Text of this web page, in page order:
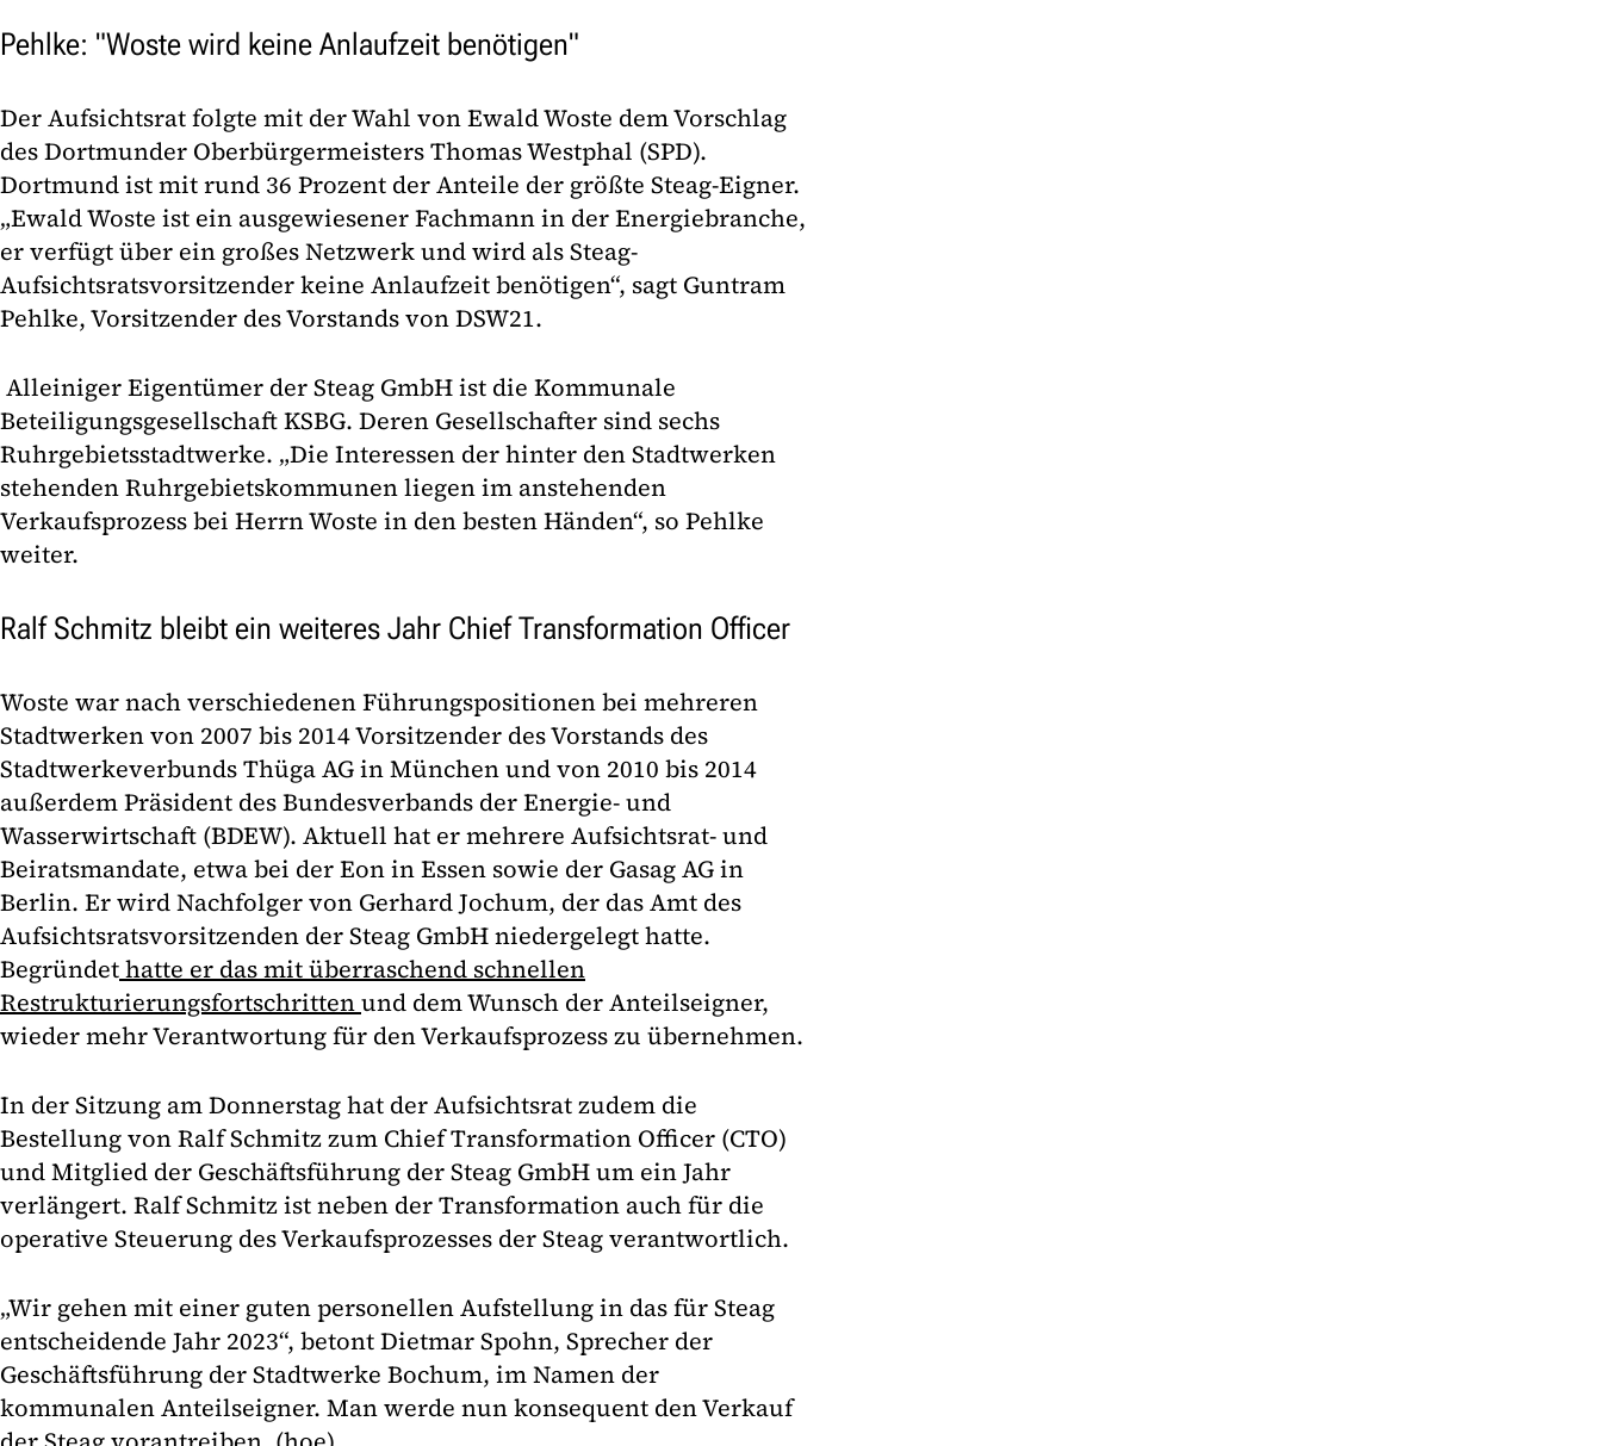
Pehlke: "Woste wird keine Anlaufzeit benötigen"
Der Aufsichtsrat folgte mit der Wahl von Ewald Woste dem Vorschlag
des Dortmunder Oberbürgermeisters Thomas Westphal (SPD).
Dortmund ist mit rund 36 Prozent der Anteile der größte Steag-Eigner.
„Ewald Woste ist ein ausgewiesener Fachmann in der Energiebranche,
er verfügt über ein großes Netzwerk und wird als Steag-
Aufsichtsratsvorsitzender keine Anlaufzeit benötigen“, sagt Guntram
Pehlke, Vorsitzender des Vorstands von DSW21.
Alleiniger Eigentümer der Steag GmbH ist die Kommunale
Beteiligungsgesellschaft KSBG. Deren Gesellschafter sind sechs
Ruhrgebietsstadtwerke. „Die Interessen der hinter den Stadtwerken
stehenden Ruhrgebietskommunen liegen im anstehenden
Verkaufsprozess bei Herrn Woste in den besten Händen“, so Pehlke
weiter.
Ralf Schmitz bleibt ein weiteres Jahr Chief Transformation Officer
Woste war nach verschiedenen Führungspositionen bei mehreren
Stadtwerken von 2007 bis 2014 Vorsitzender des Vorstands des
Stadtwerkeverbunds Thüga AG in München und von 2010 bis 2014
außerdem Präsident des Bundesverbands der Energie- und
Wasserwirtschaft (BDEW). Aktuell hat er mehrere Aufsichtsrat- und
Beiratsmandate, etwa bei der Eon in Essen sowie der Gasag AG in
Berlin. Er wird Nachfolger von Gerhard Jochum, der das Amt des
Aufsichtsratsvorsitzenden der Steag GmbH niedergelegt hatte.
Begründethatte er das mit überraschend schnellen
Restrukturierungsfortschrittenund dem Wunsch der Anteilseigner,
wieder mehr Verantwortung für den Verkaufsprozess zu übernehmen.
In der Sitzung am Donnerstag hat der Aufsichtsrat zudem die
Bestellung von Ralf Schmitz zum Chief Transformation Officer (CTO)
und Mitglied der Geschäftsführung der Steag GmbH um ein Jahr
verlängert. Ralf Schmitz ist neben der Transformation auch für die
operative Steuerung des Verkaufsprozesses der Steag verantwortlich.
„Wir gehen mit einer guten personellen Aufstellung in das für Steag
entscheidende Jahr 2023“, betont Dietmar Spohn, Sprecher der
Geschäftsführung der Stadtwerke Bochum, im Namen der
kommunalen Anteilseigner. Man werde nun konsequent den Verkauf